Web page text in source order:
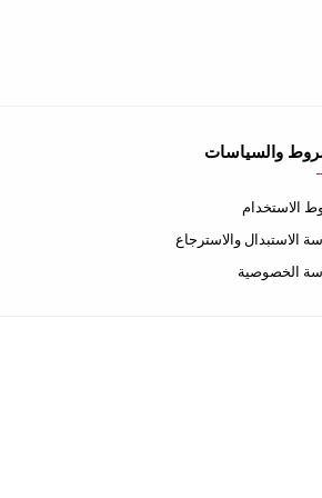
والسياسات
الاستخدام
الاستبدال والاسترجاع
الخصوصية